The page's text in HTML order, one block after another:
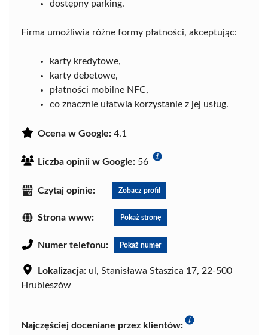
dostępny parking.
Firma umożliwia różne formy płatności, akceptując:
karty kredytowe,
karty debetowe,
płatności mobilne NFC,
co znacznie ułatwia korzystanie z jej usług.
Ocena w Google: 4.1
Liczba opinii w Google: 56
Czytaj opinie: Zobacz profil
Strona www: Pokaż stronę
Numer telefonu: Pokaż numer
Lokalizacja: ul, Stanisława Staszica 17, 22-500
Hrubieszów
Najczęściej doceniane przez klientów: